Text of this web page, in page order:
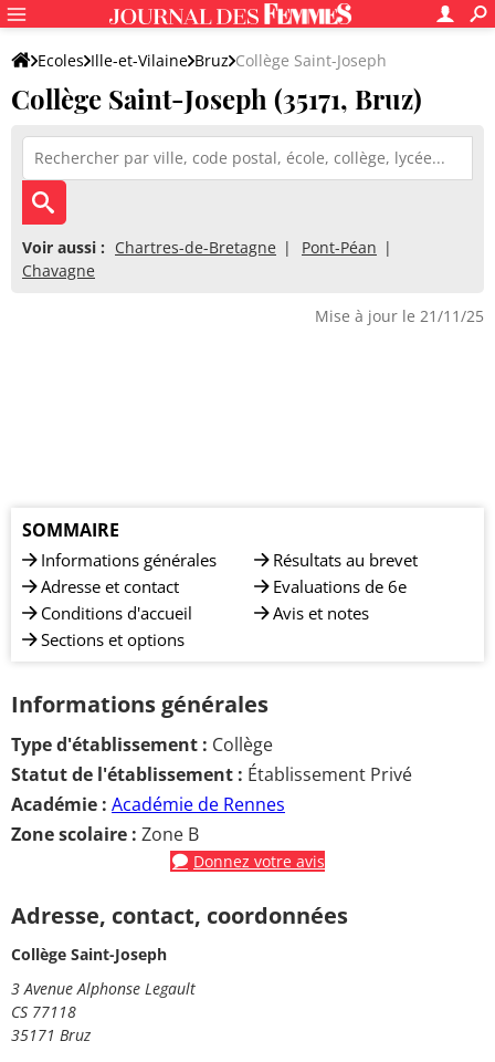
Ecoles Ille-et-Vilaine Bruz Collège Saint-Joseph
Collège Saint-Joseph (35171, Bruz)
Voir aussi : Chartres-de-Bretagne
Pont-Péan
Chavagne
Mise à jour le 21/11/25
SOMMAIRE
Informations générales
Adresse et contact
Conditions d'accueil
Sections et options
Résultats au brevet
Evaluations de 6e
Avis et notes
Informations générales
Type d'établissement : Collège
Statut de l'établissement : Établissement Privé
Académie : Académie de Rennes
Zone scolaire : Zone B
Donnez votre avis
Adresse, contact, coordonnées
Collège Saint-Joseph
3 Avenue Alphonse Legault
CS 77118
35171 Bruz